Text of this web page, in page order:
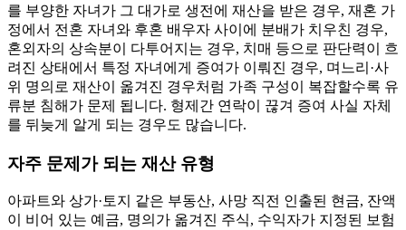
를 부양한 자녀가 그 대가로 생전에 재산을 받은 경우, 재혼 가
정에서 전혼 자녀와 후혼 배우자 사이에 분배가 치우친 경우,
혼외자의 상속분이 다투어지는 경우, 치매 등으로 판단력이 흐
려진 상태에서 특정 자녀에게 증여가 이뤄진 경우, 며느리·사
위 명의로 재산이 옮겨진 경우처럼 가족 구성이 복잡할수록 유
류분 침해가 문제 됩니다. 형제간 연락이 끊겨 증여 사실 자체
를 뒤늦게 알게 되는 경우도 많습니다.
자주 문제가 되는 재산 유형
아파트와 상가·토지 같은 부동산, 사망 직전 인출된 현금, 잔액
이 비어 있는 예금, 명의가 옮겨진 주식, 수익자가 지정된 보험